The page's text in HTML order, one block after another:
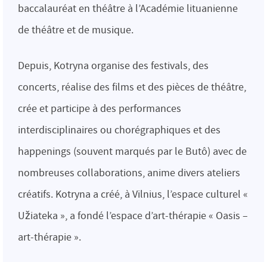
baccalauréat en théâtre à l’Académie lituanienne
de théâtre et de musique.
Depuis, Kotryna organise des festivals, des
concerts, réalise des films et des pièces de théâtre,
crée et participe à des performances
interdisciplinaires ou chorégraphiques et des
happenings (souvent marqués par le Butô) avec de
nombreuses collaborations, anime divers ateliers
créatifs. Kotryna a créé, à Vilnius, l’espace culturel «
Užiateka », a fondé l’espace d’art-thérapie « Oasis –
art-thérapie ».